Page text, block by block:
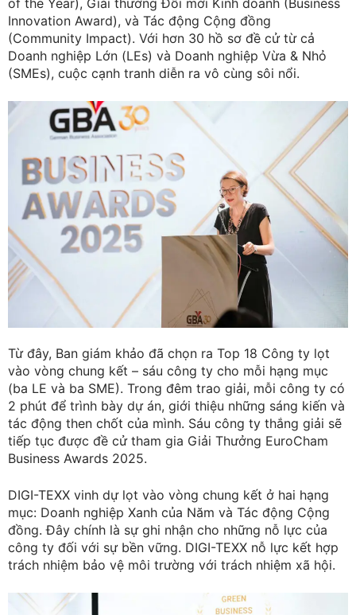
Innovation Award), và Tác động Cộng đồng
(Community Impact). Với hơn 30 hồ sơ đề cử từ cả
Doanh nghiệp Lớn (LEs) và Doanh nghiệp Vừa & Nhỏ
(SMEs), cuộc cạnh tranh diễn ra vô cùng sôi nổi.
Từ đây, Ban giám khảo đã chọn ra Top 18 Công ty lọt
vào vòng chung kết – sáu công ty cho mỗi hạng mục
(ba LE và ba SME). Trong đêm trao giải, mỗi công ty có
2 phút để trình bày dự án, giới thiệu những sáng kiến và
tác động then chốt của mình. Sáu công ty thắng giải sẽ
tiếp tục được đề cử tham gia Giải Thưởng EuroCham
Business Awards 2025.
DIGI-TEXX vinh dự lọt vào vòng chung kết ở hai hạng
mục: Doanh nghiệp Xanh của Năm và Tác động Cộng
đồng. Đây chính là sự ghi nhận cho những nỗ lực của
công ty đối với sự bền vững. DIGI-TEXX nỗ lực kết hợp
trách nhiệm bảo vệ môi trường với trách nhiệm xã hội.